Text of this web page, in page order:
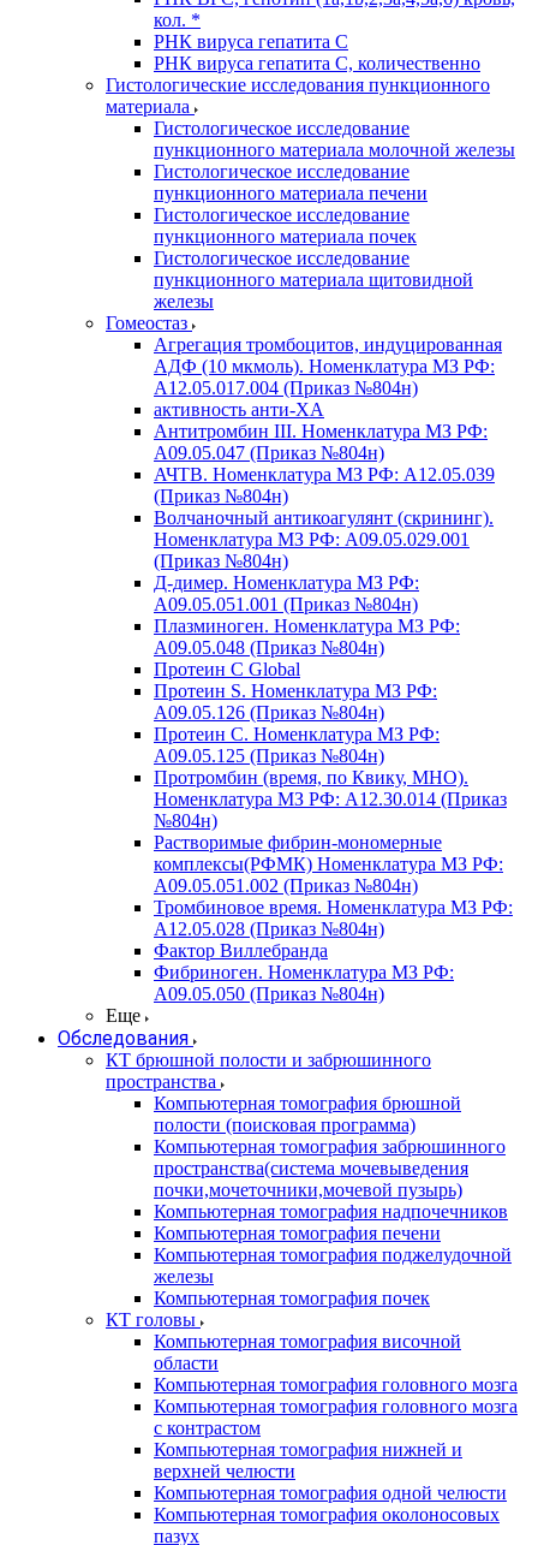
кол. *
РНК вируса гепатита C
РНК вируса гепатита C, количественно
Гистологические исследования пункционного
материала
Гистологическое исследование
пункционного материала молочной железы
Гистологическое исследование
пункционного материала печени
Гистологическое исследование
пункционного материала почек
Гистологическое исследование
пункционного материала щитовидной
железы
Гомеостаз
Агрегация тромбоцитов, индуцированная
АДФ (10 мкмоль). Номенклатура МЗ РФ:
A12.05.017.004 (Приказ №804н)
активность анти-ХА
Антитромбин III. Номенклатура МЗ РФ:
A09.05.047 (Приказ №804н)
АЧТВ. Номенклатура МЗ РФ: A12.05.039
(Приказ №804н)
Волчаночный антикоагулянт (скрининг).
Номенклатура МЗ РФ: A09.05.029.001
(Приказ №804н)
Д-димер. Номенклатура МЗ РФ:
A09.05.051.001 (Приказ №804н)
Плазминоген. Номенклатура МЗ РФ:
A09.05.048 (Приказ №804н)
Протеин C Global
Протеин S. Номенклатура МЗ РФ:
A09.05.126 (Приказ №804н)
Протеин С. Номенклатура МЗ РФ:
A09.05.125 (Приказ №804н)
Протромбин (время, по Квику, МНО).
Номенклатура МЗ РФ: A12.30.014 (Приказ
№804н)
Растворимые фибрин-мономерные
комплексы(РФМК) Номенклатура МЗ РФ:
A09.05.051.002 (Приказ №804н)
Тромбиновое время. Номенклатура МЗ РФ:
A12.05.028 (Приказ №804н)
Фактор Виллебранда
Фибриноген. Номенклатура МЗ РФ:
A09.05.050 (Приказ №804н)
Еще
Обследования
КТ брюшной полости и забрюшинного
пространства
Компьютерная томография брюшной
полости (поисковая программа)
Компьютерная томография забрюшинного
пространства(система мочевыведения
почки,мочеточники,мочевой пузырь)
Компьютерная томография надпочечников
Компьютерная томография печени
Компьютерная томография поджелудочной
железы
Компьютерная томография почек
КТ головы
Компьютерная томография височной
области
Компьютерная томография головного мозга
Компьютерная томография головного мозга
с контрастом
Компьютерная томография нижней и
верхней челюсти
Компьютерная томография одной челюсти
Компьютерная томография околоносовых
пазух